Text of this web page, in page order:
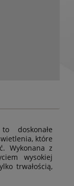
doskonałe
które
Wykonana z
wysokiej
trwałością,